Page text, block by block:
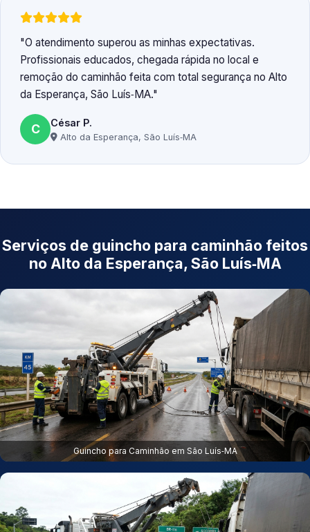
O atendimento superou as minhas expectativas.
Profissionais educados, chegada rápida no local e
remoção do caminhão feita com total segurança no Alto
da Esperança, São Luís‑MA.
C César P.
Alto da Esperança, São Luís‑MA
Serviços de guincho para caminhão feitos
no Alto da Esperança, São Luís‑MA
Guincho para Caminhão em São Luís‑MA